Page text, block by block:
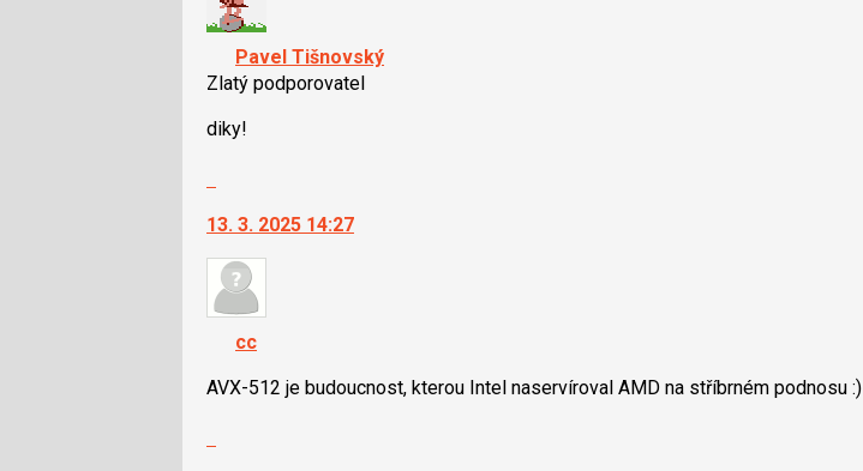
nový
názor
K
navigaci
lze
použít
i
následující
a
P
pro
předchozí
názor
Pavel Tišnovský
Zlatý podporovatel
diky!
další
nový
názor.
lze
použít
13. 3. 2025 14:27
cc
AVX-512 je budoucnost, kterou Intel naservíroval AMD na stříbrném podnosu :)